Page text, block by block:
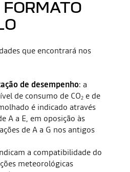
que encontrará nos
de desempenho: a
de consumo de CO2 e de
é indicado através
A a E, em oposição às
de A a G nos antigos
a compatibilidade do
meteorológicas